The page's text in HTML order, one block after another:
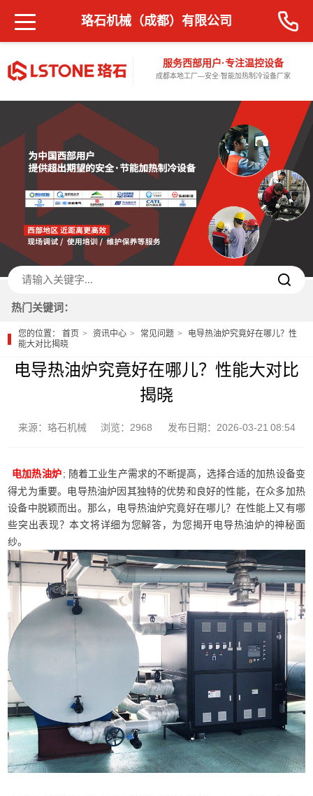
服务西部用户·专注温控设备
成都本地工厂—安全·智能加热制冷设备厂家
珞石机械（成都）有限公司
热门关键词：
您的位置：首页 资讯中心 常见问题
电导热油炉究竟好在哪儿？性
能大对比揭晓
电导热油炉究竟好在哪儿？性能大对比
揭晓
来源：珞石机械 浏览：2968 发布日期：2026-03-21 08:54
电加热油炉 ; 随着工业生产需求的不断提高，选择合适的加热设备变
得尤为重要。电导热油炉因其独特的优势和良好的性能，在众多加热
设备中脱颖而出。那么，电导热油炉究竟好在哪儿？在性能上又有哪
些突出表现？本文将详细为您解答，为您揭开电导热油炉的神秘面
纱。